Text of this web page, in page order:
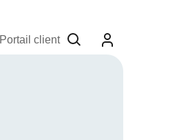
Portail client